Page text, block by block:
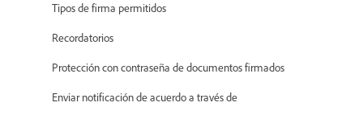
Tipos de firma permitidos
Recordatorios
Protección con contraseña de documentos firmados
Enviar notificación de acuerdo a través de